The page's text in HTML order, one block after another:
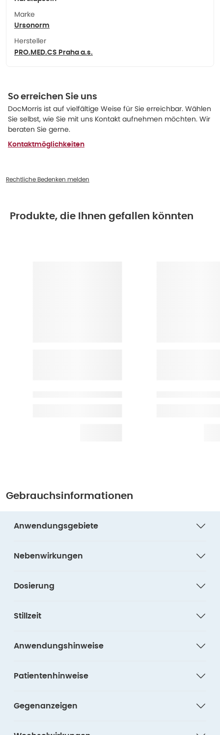
Marke
Ursonorm
Hersteller
PRO.MED.CS Praha a.s.
So erreichen Sie uns
DocMorris ist auf vielfältige Weise für Sie erreichbar. Wählen
Sie selbst, wie Sie mit uns Kontakt aufnehmen möchten. Wir
beraten Sie gerne.
Kontaktmöglichkeiten
Rechtliche Bedenken melden
Produkte, die Ihnen gefallen könnten
Gebrauchsinformationen
Anwendungsgebiete
Nebenwirkungen
Dosierung
Stillzeit
Anwendungshinweise
Patientenhinweise
Gegenanzeigen